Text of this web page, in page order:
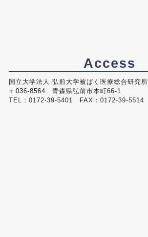
Access
国立大学法人 弘前大学被ばく医療総合研究所
〒036-8564 青森県弘前市本町66-1
TEL：0172-39-5401 FAX：0172-39-5514